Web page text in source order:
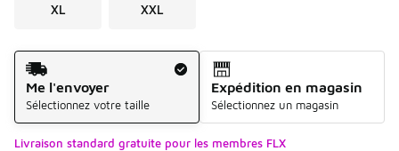
XL XXL
Mode d'expédition
Me l'envoyer
Sélectionnez votre taille
Expédition en magasin
Sélectionnez un magasin
Livraison standard gratuite pour les membres FLX